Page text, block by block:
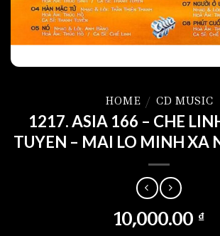
HOME / CD MUSIC
1217. ASIA 166 – CHE
TUYEN – MAI LO MINH XA
10,000.00 ₫